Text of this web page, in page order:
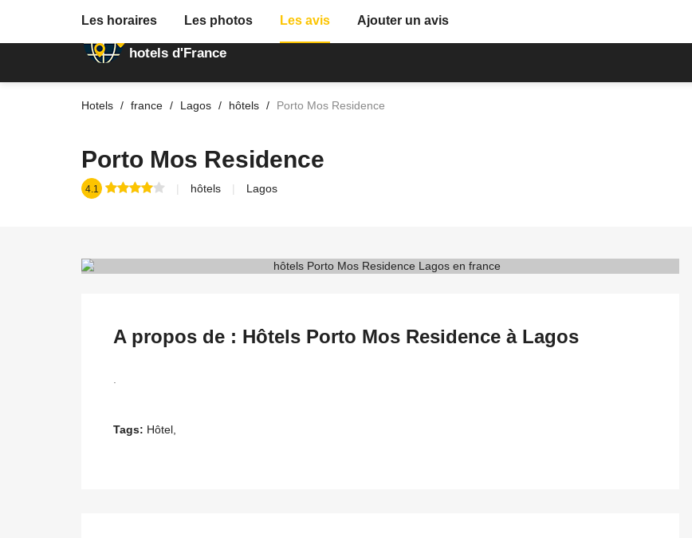
Annuaire des
hotels d'France
Hotels france Lagos hôtels Porto Mos Residence
Porto Mos Residence
4.1 hôtels Lagos
Les horaires Les photos Les avis Ajouter un avis
A propos de : Hôtels Porto Mos Residence à Lagos
Tags: Hôtel,